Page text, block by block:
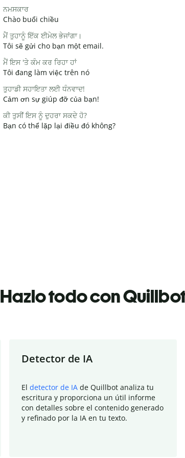
ਨਮਸਕਾਰ
Chào buổi chiều
ਮੈਂ ਤੁਹਾਨੂੰ ਇੱਕ ਈਮੇਲ ਭੇਜਾਂਗਾ।
Tôi sẽ gửi cho bạn một email.
ਮੈਂ ਇਸ 'ਤੇ ਕੰਮ ਕਰ ਰਿਹਾ ਹਾਂ
Tôi đang làm việc trên nó
ਤੁਹਾਡੀ ਸਹਾਇਤਾ ਲਈ ਧੰਨਵਾਦ!
Cảm ơn sự giúp đỡ của bạn!
ਕੀ ਤੁਸੀਂ ਇਸ ਨੂੰ ਦੁਹਰਾ ਸਕਦੇ ਹੋ?
Bạn có thể lặp lại điều đó không?
Hazlo todo con
Detector de IA
El detector de IA de Quillbot analiza tu
escritura y proporciona un útil informe
con detalles sobre el contenido generado
y refinado por la IA en tu texto.